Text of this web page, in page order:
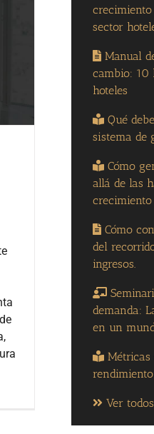
crecimiento
sector
Manual
cambio: 10
hoteles
Qué
sistema de
Cómo
allá de las
Cómo
del
ingresos.
demanda:
en un
Métricas
Ver